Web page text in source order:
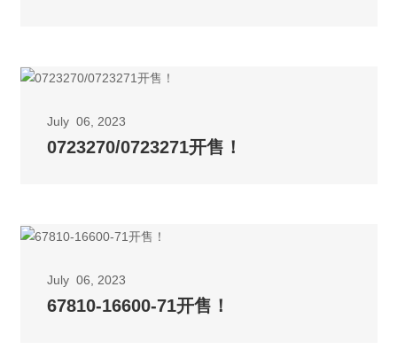
July 06, 2023
0723270/0723271开售！
July 06, 2023
67810-16600-71开售！